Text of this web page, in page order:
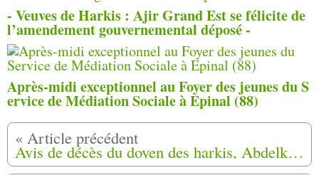
- Veuves de Harkis : Ajir Grand Est se félicite de
l’amendement gouvernemental déposé -
Après-midi exceptionnel au Foyer des jeunes du S
ervice de Médiation Sociale à Epinal (88)
Avis de décès du doyen des harkis, Abdelkader Hadjeres survenu à l'âge de 106 ans